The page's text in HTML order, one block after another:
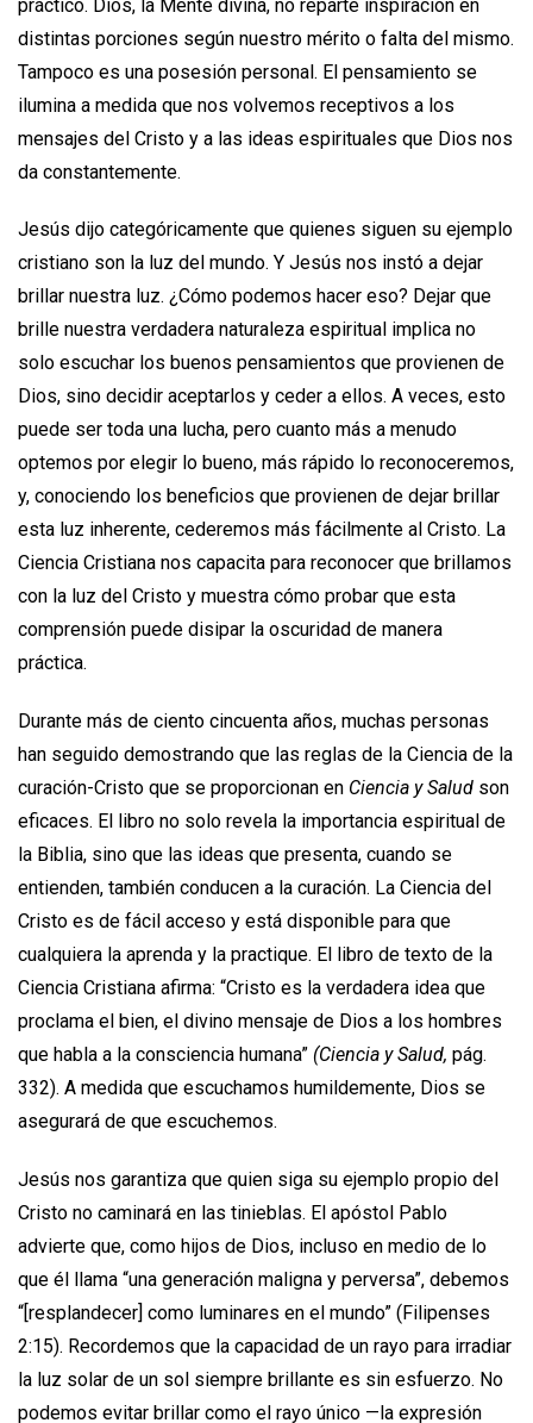
práctico. Dios, la Mente divina, no reparte inspiración en
distintas porciones según nuestro mérito o falta del mismo.
Tampoco es una posesión personal. El pensamiento se
ilumina a medida que nos volvemos receptivos a los
mensajes del Cristo y a las ideas espirituales que Dios nos
da constantemente.
Jesús dijo categóricamente que quienes siguen su ejemplo
cristiano son la luz del mundo. Y Jesús nos instó a dejar
brillar nuestra luz. ¿Cómo podemos hacer eso? Dejar que
brille nuestra verdadera naturaleza espiritual implica no
solo escuchar los buenos pensamientos que provienen de
Dios, sino decidir aceptarlos y ceder a ellos. A veces, esto
puede ser toda una lucha, pero cuanto más a menudo
optemos por elegir lo bueno, más rápido lo reconoceremos,
y, conociendo los beneficios que provienen de dejar brillar
esta luz inherente, cederemos más fácilmente al Cristo. La
Ciencia Cristiana nos capacita para reconocer que brillamos
con la luz del Cristo y muestra cómo probar que esta
comprensión puede disipar la oscuridad de manera
práctica.
Durante más de ciento cincuenta años, muchas personas
han seguido demostrando que las reglas de la Ciencia de la
curación-Cristo que se proporcionan en Ciencia y Salud son
eficaces. El libro no solo revela la importancia espiritual de
la Biblia, sino que las ideas que presenta, cuando se
entienden, también conducen a la curación. La Ciencia del
Cristo es de fácil acceso y está disponible para que
cualquiera la aprenda y la practique. El libro de texto de la
Ciencia Cristiana afirma: “Cristo es la verdadera idea que
proclama el bien, el divino mensaje de Dios a los hombres
que habla a la consciencia humana” (Ciencia y Salud, pág.
332). A medida que escuchamos humildemente, Dios se
asegurará de que escuchemos.
Jesús nos garantiza que quien siga su ejemplo propio del
Cristo no caminará en las tinieblas. El apóstol Pablo
advierte que, como hijos de Dios, incluso en medio de lo
que él llama “una generación maligna y perversa”, debemos
“[resplandecer] como luminares en el mundo” (Filipenses
2:15). Recordemos que la capacidad de un rayo para irradiar
la luz solar de un sol siempre brillante es sin esfuerzo. No
podemos evitar brillar como el rayo único —la expresión